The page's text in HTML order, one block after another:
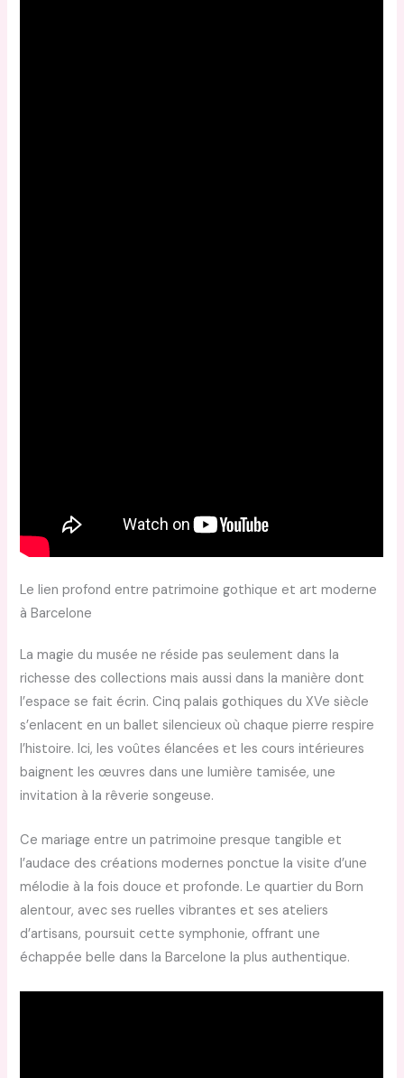
Le lien profond entre patrimoine gothique et art moderne
à Barcelone
La magie du musée ne réside pas seulement dans la
richesse des collections mais aussi dans la manière dont
l’espace se fait écrin. Cinq palais gothiques du XVe siècle
s’enlacent en un ballet silencieux où chaque pierre respire
l’histoire. Ici, les voûtes élancées et les cours intérieures
baignent les œuvres dans une lumière tamisée, une
invitation à la rêverie songeuse.
Ce mariage entre un patrimoine presque tangible et
l’audace des créations modernes ponctue la visite d’une
mélodie à la fois douce et profonde. Le quartier du Born
alentour, avec ses ruelles vibrantes et ses ateliers
d’artisans, poursuit cette symphonie, offrant une
échappée belle dans la Barcelone la plus authentique.